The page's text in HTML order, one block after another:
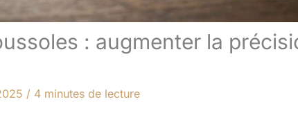
: augmenter la
/ 4 minutes de lecture